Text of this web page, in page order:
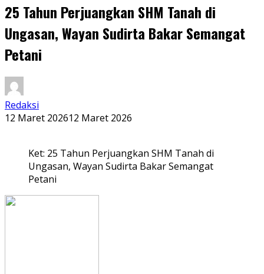
25 Tahun Perjuangkan SHM Tanah di
Ungasan, Wayan Sudirta Bakar Semangat
Petani
Redaksi
12 Maret 202612 Maret 2026
Ket: 25 Tahun Perjuangkan SHM Tanah di
Ungasan, Wayan Sudirta Bakar Semangat
Petani